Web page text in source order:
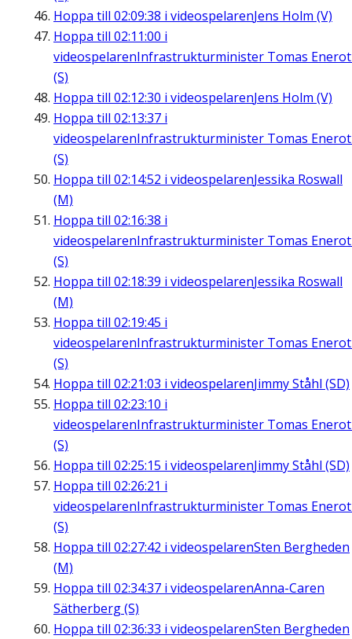
Hoppa till 02:09:38 i videospelarenJens Holm (V)
Hoppa till 02:11:00 i
videospelarenInfrastrukturminister Tomas
(S)
Hoppa till 02:12:30 i videospelarenJens Holm (V)
Hoppa till 02:13:37 i
videospelarenInfrastrukturminister Tomas
(S)
Hoppa till 02:14:52 i videospelarenJessika Roswall
(M)
Hoppa till 02:16:38 i
videospelarenInfrastrukturminister Tomas
(S)
Hoppa till 02:18:39 i videospelarenJessika Roswall
(M)
Hoppa till 02:19:45 i
videospelarenInfrastrukturminister Tomas
(S)
Hoppa till 02:21:03 i videospelarenJimmy Ståhl (SD)
Hoppa till 02:23:10 i
videospelarenInfrastrukturminister Tomas
(S)
Hoppa till 02:25:15 i videospelarenJimmy Ståhl (SD)
Hoppa till 02:26:21 i
videospelarenInfrastrukturminister Tomas
(S)
Hoppa till 02:27:42 i videospelarenSten Bergheden
(M)
Hoppa till 02:34:37 i videospelarenAnna-Caren
Sätherberg (S)
Hoppa till 02:36:33 i videospelarenSten Bergheden